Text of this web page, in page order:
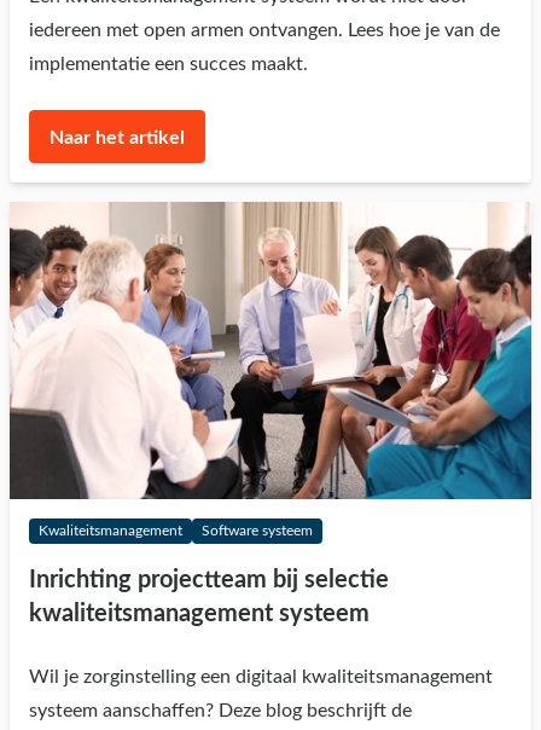
iedereen met open armen ontvangen. Lees hoe je van de
implementatie een succes maakt.
Naar het artikel
Kwaliteitsmanagement Software systeem
Inrichting projectteam bij selectie
kwaliteitsmanagement systeem
Wil je zorginstelling een digitaal kwaliteitsmanagement
systeem aanschaffen? Deze blog beschrijft de